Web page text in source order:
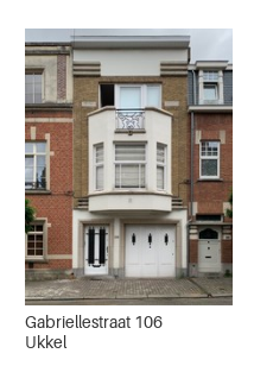
Gabriellestraat 106
Ukkel